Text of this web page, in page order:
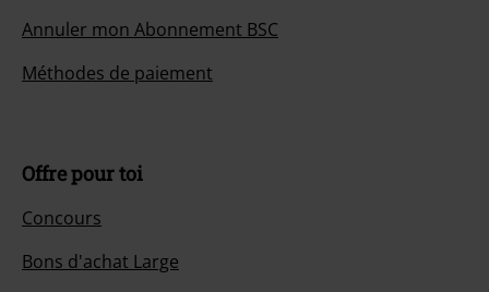
Annuler mon Abonnement BSC
Méthodes de paiement
Offre pour toi
Concours
Bons d'achat Large